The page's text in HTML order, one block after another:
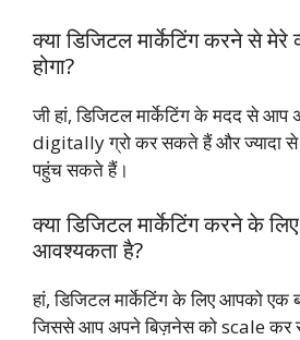
क्या डिजिटल मार्केटिंग करने से मेरे
होगा?
जी हां, डिजिटल मार्केटिंग के मदद से आप
digitally ग्रो कर सकते हैं और ज्यादा से
पहुंच सकते हैं।
क्या डिजिटल मार्केटिंग करने के
आवश्यकता है?
हां, डिजिटल मार्केटिंग के लिए आपको
जिससे आप अपने बिज़नेस को scale कर